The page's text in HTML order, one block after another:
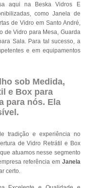
aqui na Beska Vidros E
como Janela de
de Vidro em Santo André,
de Vidro para Mesa, Guarda
Sala. Para tal sucesso, a
e em equipamentos
sob Medida,
e Box para
para nós. Ela
tradição e experiência no
de Vidro Retrátil e Box
atuamos nesse segmento
referência em Janela
certo.